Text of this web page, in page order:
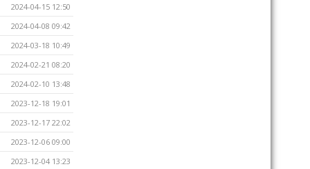
2024-04-15 12:50
2024-04-08 09:42
2024-03-18 10:49
2024-02-21 08:20
2024-02-10 13:48
2023-12-18 19:01
2023-12-17 22:02
2023-12-06 09:00
2023-12-04 13:23